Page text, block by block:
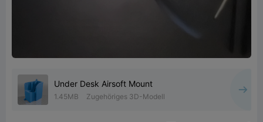
Under Desk Airsoft Mount
1.45MB Zugehöriges 3D-Modell